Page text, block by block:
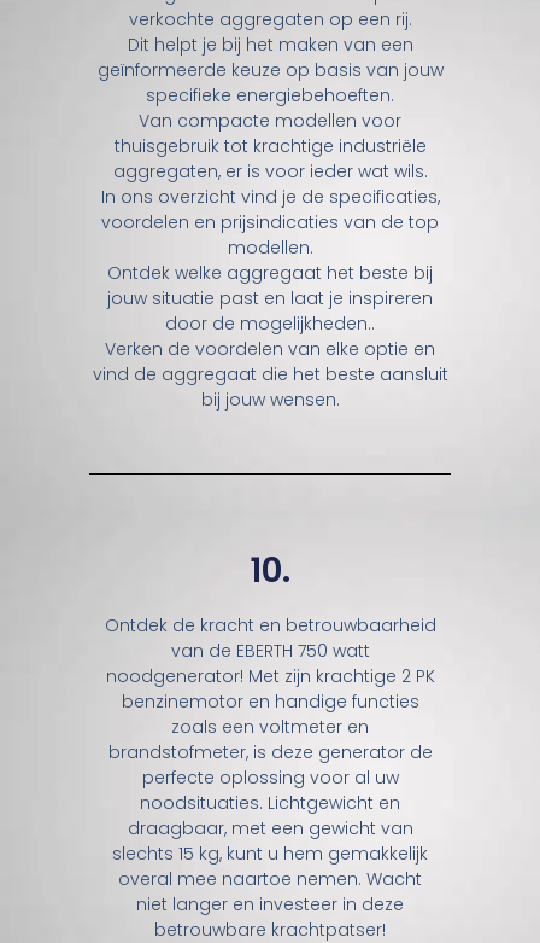
verkochte aggregaten op een rij.
Dit helpt je bij het maken van een
geïnformeerde keuze op basis van jouw
specifieke energiebehoeften.
Van compacte modellen voor
thuisgebruik tot krachtige industriële
aggregaten, er is voor ieder wat wils.
In ons overzicht vind je de specificaties,
voordelen en prijsindicaties van de top
modellen.
Ontdek welke aggregaat het beste bij
jouw situatie past en laat je inspireren
door de mogelijkheden..
Verken de voordelen van elke optie en
vind de aggregaat die het beste aansluit
bij jouw wensen.
10.
Ontdek de kracht en betrouwbaarheid
van de EBERTH 750 watt
noodgenerator! Met zijn krachtige 2 PK
benzinemotor en handige functies
zoals een voltmeter en
brandstofmeter, is deze generator de
perfecte oplossing voor al uw
noodsituaties. Lichtgewicht en
draagbaar, met een gewicht van
slechts 15 kg, kunt u hem gemakkelijk
overal mee naartoe nemen. Wacht
niet langer en investeer in deze
betrouwbare krachtpatser!